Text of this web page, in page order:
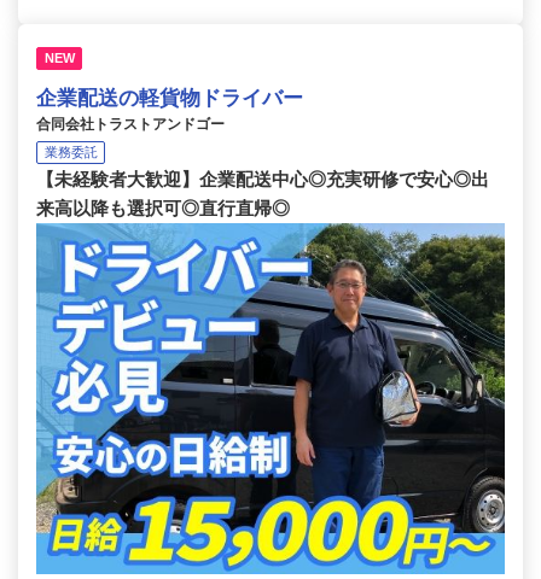
NEW
企業配送の軽貨物ドライバー
合同会社トラストアンドゴー
業務委託
【未経験者大歓迎】企業配送中心◎充実研修で安心◎出
来高以降も選択可◎直行直帰◎